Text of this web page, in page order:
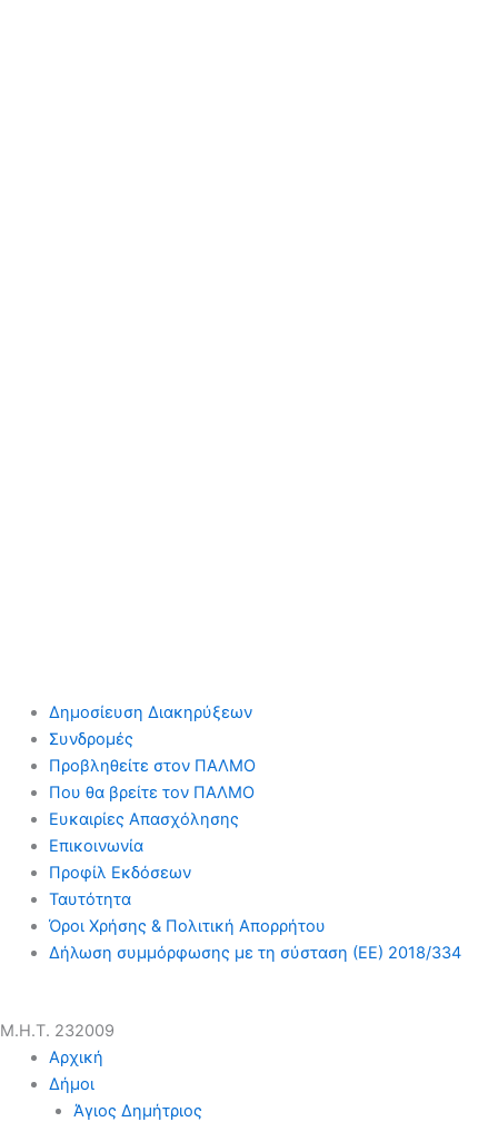
Δημοσίευση Διακηρύξεων
Συνδρομές
Προβληθείτε στον ΠΑΛΜΟ
Που θα βρείτε τον ΠΑΛΜΟ
Ευκαιρίες Απασχόλησης
Επικοινωνία
Προφίλ Εκδόσεων
Ταυτότητα
Όροι Χρήσης & Πολιτική Απορρήτου
Δήλωση συμμόρφωσης με τη σύσταση (ΕΕ) 2018/334
Μ.Η.Τ. 232009
Αρχική
Δήμοι
Άγιος Δημήτριος